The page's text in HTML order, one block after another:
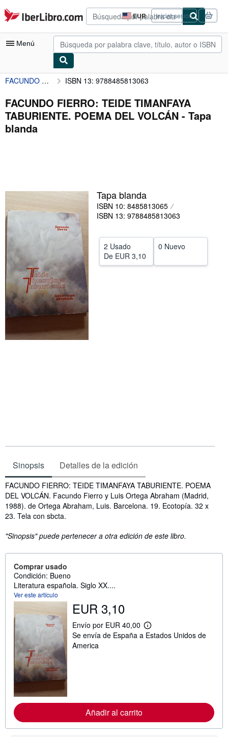
Pasar al contenido principal
IberLibro.com EUR
Preferencias
de
compra
del
Iniciar sesión
Menú
Mi cuenta
Consultar mis pedidos
Búsqueda avanzada
Colecciones
Vendedores
Comenzar a vender
CERRAR
FACUNDO FIERRO: TEIDE TIMANFAYA TABURIENTE. POEMA DEL VOLCÁN ISBN 13: 9788485813063
FACUNDO FIERRO: TEIDE TIMANFAYA
TABURIENTE. POEMA DEL VOLCÁN - Tapa
blanda
Tapa blanda
ISBN 10: 8485813065
ISBN 13: 9788485813063
2 Usado
De EUR 3,10
0 Nuevo
Sinopsis Detalles de la edición
Sinopsis
FACUNDO FIERRO: TEIDE TIMANFAYA TABURIENTE. POEMA
DEL VOLCÁN. Facundo Fierro y Luis Ortega Abraham (Madrid,
1988). de Ortega Abraham, Luis. Barcelona. 19. Ecotopía. 32 x
23. Tela con sbcta.
"Sinopsis" puede pertenecer a otra edición de este libro.
Comprar usado
Condición: Bueno
Literatura española. Siglo XX....
Ver este artículo
EUR 3,10
Envío por EUR 40,00
M
á
c
n
Se envía de España a Estados Unidos de
America
Añadir al carrito